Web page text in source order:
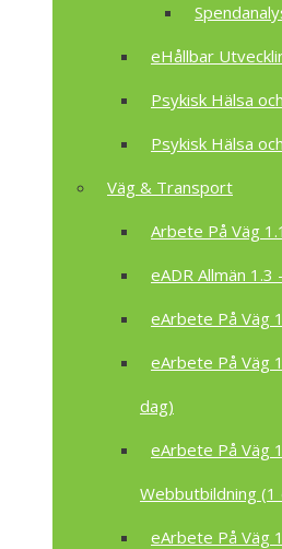
eHållbar
Psykisk Hälsa
Psykisk Hälsa
Väg & Transport
Arbete På Väg
eADR Allmän
eArbete På Väg
eArbete På Väg
dag)
eArbete På Väg
Webbutbildning (1
eArbete På Väg